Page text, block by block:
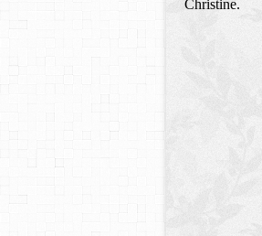
Christine.